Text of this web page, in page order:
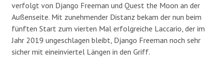
verfolgt von Django Freeman und Quest the Moon an der
Außenseite. Mit zunehmender Distanz bekam der nun beim
fünften Start zum vierten Mal erfolgreiche Laccario, der im
Jahr 2019 ungeschlagen bleibt, Django Freeman noch sehr
sicher mit eineinviertel Längen in den Griff.